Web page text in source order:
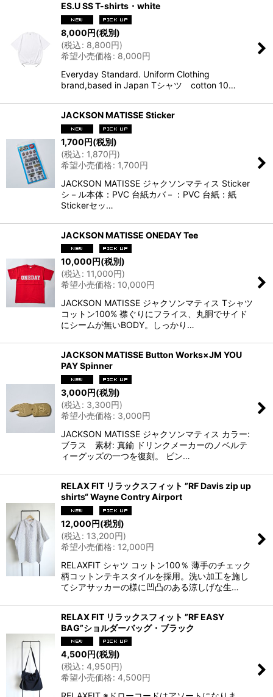
ES.U SS T-shirts・white
8,000円(税別)
(税込: 8,800円)
希望小売価格: 8,000円
Everyday Standard. Uniform Clothing
brand,based in Japan Tシャツ cotton 10…
JACKSON MATISSE Sticker
1,700円(税別)
(税込: 1,870円)
希望小売価格: 1,700円
JACKSON MATISSE ジャクソンマティス Sticker
シ－ル本体：PVC 台紙カバ－：PVC 台紙：紙
Stickerセッ…
JACKSON MATISSE ONEDAY Tee
10,000円(税別)
(税込: 11,000円)
希望小売価格: 10,000円
JACKSON MATISSE ジャクソンマティス Tシャツ
コットン100% 襟ぐりにフライス、丸胴でサイド
にシームが無いBODY。しっかり…
JACKSON MATISSE Button Works×JM YOU
PAY Spinner
3,000円(税別)
(税込: 3,300円)
希望小売価格: 3,000円
JACKSON MATISSE ジャクソンマティス カラー:
ブラス 素材: 真鍮 ドリンクメーカーのノベルテ
ィーグッズの一つを復刻。 ビン…
RELAX FIT リラックスフィット ”RF Davis zip up
shirts“ Wayne Contry Airport
12,000円(税別)
(税込: 13,200円)
希望小売価格: 12,000円
RELAXFIT シャツ コットン100％ 薄手のチェック
柄コットンテキスタイルを採用。洗い加工を施し
てシアサッカーの様に凹凸のある涼しげな生…
RELAX FIT リラックスフィット ”RF EASY
BAG”ショルダーバッグ・ブラック
4,500円(税別)
(税込: 4,950円)
希望小売価格: 4,500円